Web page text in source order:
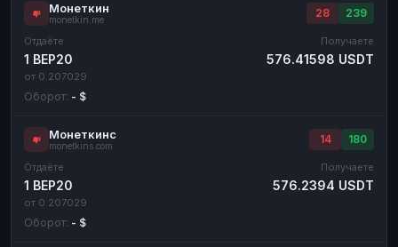
Монеткин
monetkin.me
28 239
Отдаёте
1 BEP20
от 0.207029
Получаете
576.41598 USDT
Оборот: - $
Монеткинс
monetkins.com
14 180
Отдаёте
1 BEP20
от 0.207029
Получаете
576.2394 USDT
Оборот: - $